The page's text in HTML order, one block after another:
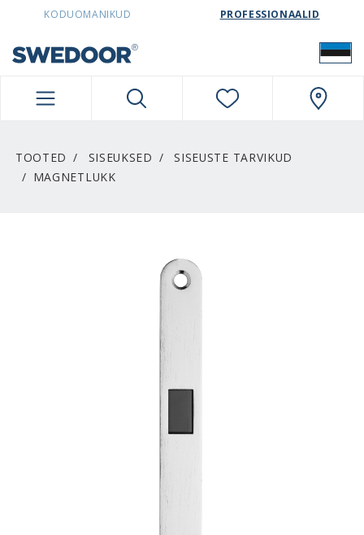
SWEDOORESTONIA NAVIGATION
KODUOMANIKUD PROFESSIONAALID
TOOTED SISEUKSED
SISEUSTE TARVIKUD
MAGNETLUKK